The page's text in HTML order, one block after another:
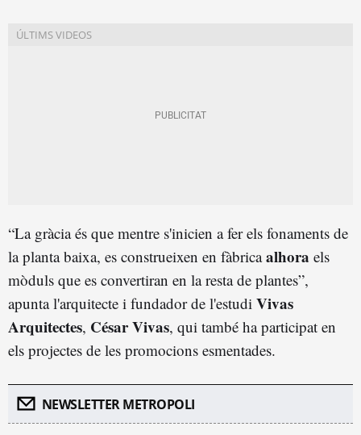
“La gràcia és que mentre s'inicien a fer els fonaments de
la planta baixa, es construeixen en fàbricaalhora els
mòduls que es convertiran en la resta de plantes”,
apunta l'arquitecte i fundador de l'estudi Vivas
Arquitectes, César Vivas, qui també ha participat en
els projectes de les promocions esmentades.
NEWSLETTER METROPOLI